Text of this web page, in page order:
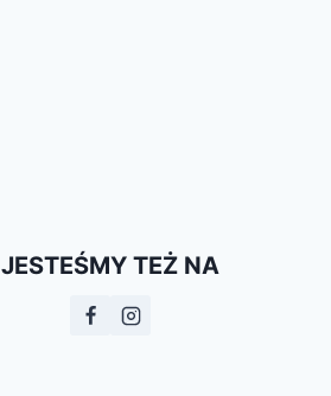
JESTEŚMY TEŻ NA